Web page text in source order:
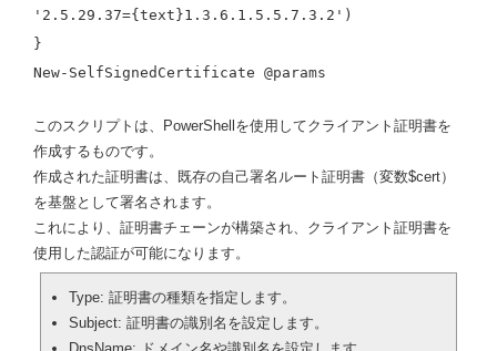
'2.5.29.37={text}1.3.6.1.5.5.7.3.2')
}
New-SelfSignedCertificate @params
このスクリプトは、PowerShellを使用してクライアント証明書を
作成するものです。
作成された証明書は、既存の自己署名ルート証明書（変数$cert）
を基盤として署名されます。
これにより、証明書チェーンが構築され、クライアント証明書を
使用した認証が可能になります。
Type: 証明書の種類を指定します。
Subject: 証明書の識別名を設定します。